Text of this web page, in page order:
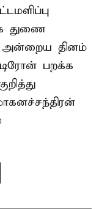
துணை
அன்றைய தினம்
டிரோன் பறக்க